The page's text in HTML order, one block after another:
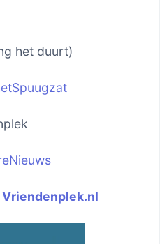
het duurt)
Vriendenplek.nl